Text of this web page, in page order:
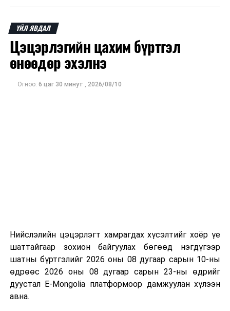
ҮЙЛ ЯВДАЛ
Цэцэрлэгийн цахим бүртгэл
өнөөдөр эхэлнэ
Огноо: 6 цаг 30 минут , 2026/08/10
Нийслэлийн цэцэрлэгт хамрагдах хүсэлтийг хоёр үе
шаттайгаар зохион байгуулах бөгөөд нэгдүгээр
шатны бүртгэлийг 2026 оны 08 дугаар сарын 10-ны
өдрөөс 2026 оны 08 дугаар сарын 23-ны өдрийг
дуустал E-Mongolia платформоор дамжуулан хүлээн
авна.